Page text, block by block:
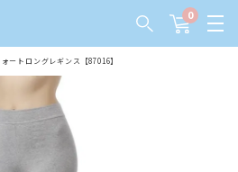
0
ートロングレギンス【87016】